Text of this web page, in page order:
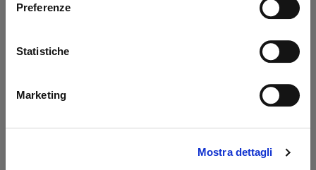
Preferenze
Statistiche
Marketing
Mostra dettagli
Oil tank PBS Palfinger